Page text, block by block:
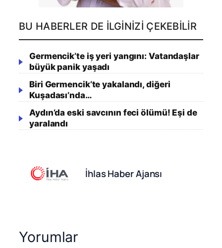
BU HABERLER DE İLGINIZI ÇEKEBILIR
Germencik’te iş yeri yangını: Vatandaşlar
büyük panik yaşadı
Biri Germencik’te yakalandı, diğeri
Kuşadası’nda…
Aydın’da eski savcının feci ölümü! Eşi de
yaralandı
İhlas Haber Ajansı
Yorumlar